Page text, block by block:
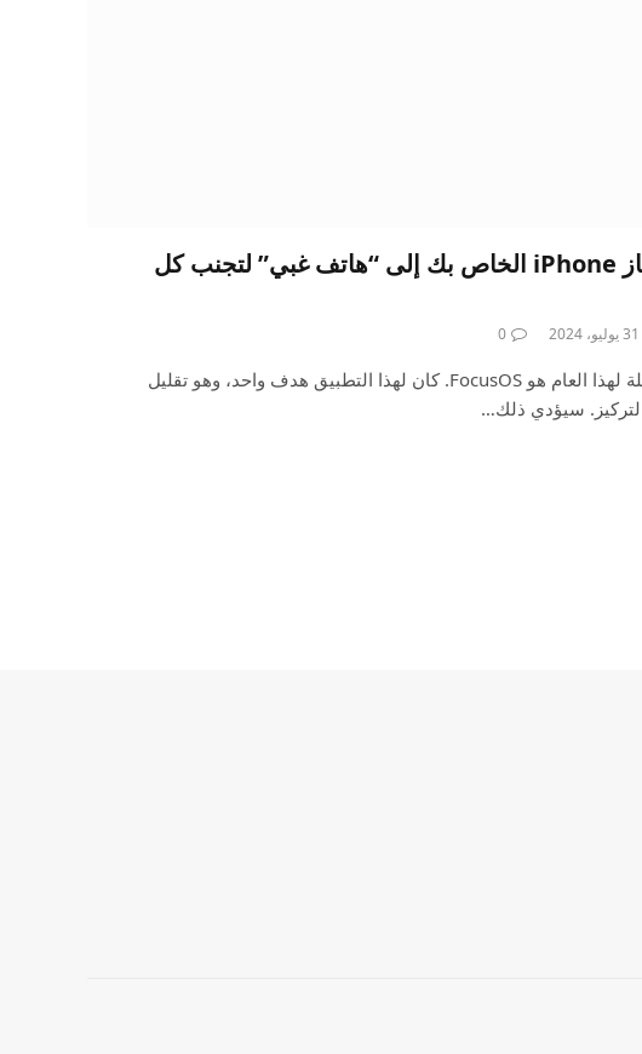
كيفية تحويل جهاز iPhone الخاص بك إلى “هاتف غبي” لتجنب كل
31 يوليو، 2024 0
أحد تطبيقاتي المفضلة لهذا العام هو FocusOS. كان لهذا التطبيق هدف واحد، وهو تقليل
سيؤدي ذلك…